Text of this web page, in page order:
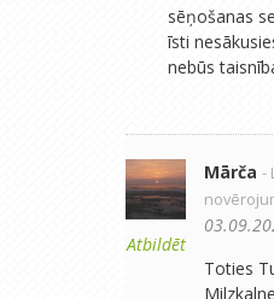
sēņošanas
īsti
nebūs
Atbildēt
Mārča -
Toties